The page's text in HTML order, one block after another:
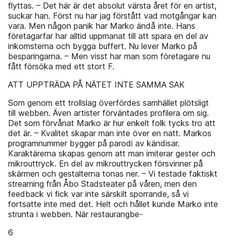
flyttas. – Det här är det absolut värsta året för en artist,
suckar han. Först nu har jag förstått vad motgångar kan
vara. Men någon panik har Marko ändå inte. Hans
företagarfar har alltid uppmanat till att spara en del av
inkomsterna och bygga buffert. Nu lever Marko på
besparingarna. – Men visst har man som företagare nu
fått försöka med ett stort F.
ATT UPPTRÄDA PÅ NÄTET INTE SAMMA SAK
Som genom ett trollslag överfördes samhället plötsligt
till webben. Även artister förväntades profilera om sig.
Det som förvånat Marko är hur enkelt folk tycks tro att
det är. – Kvalitet skapar man inte över en natt. Markos
programnummer bygger på parodi av kändisar.
Karaktärerna skapas genom att man imiterar gester och
mikrouttryck. En del av mikrouttrycken försvinner på
skärmen och gestalterna tonas ner. – Vi testade faktiskt
streaming från Åbo Stadsteater på våren, men den
feedback vi fick var inte särskilt sporrande, så vi
fortsatte inte med det. Helt och hållet kunde Marko inte
strunta i webben. När restaurangbe-
6